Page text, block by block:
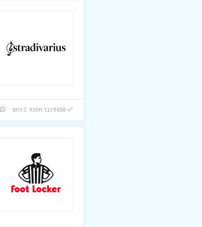
9658 כבר חסכו! 2 היום